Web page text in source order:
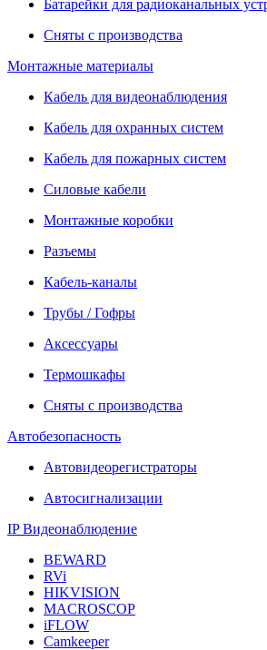
Батарейки для радиоканальных
Сняты с производства
Монтажные материалы
Кабель для видеонаблюдения
Кабель для охранных систем
Кабель для пожарных систем
Силовые кабели
Монтажные коробки
Разъемы
Кабель-каналы
Трубы / Гофры
Аксессуары
Термошкафы
Сняты с производства
Автобезопасность
Автовидеорегистраторы
Автосигнализации
IP Видеонаблюдение
BEWARD
RVi
HIKVISION
MACROSCOP
iFLOW
Camkeeper